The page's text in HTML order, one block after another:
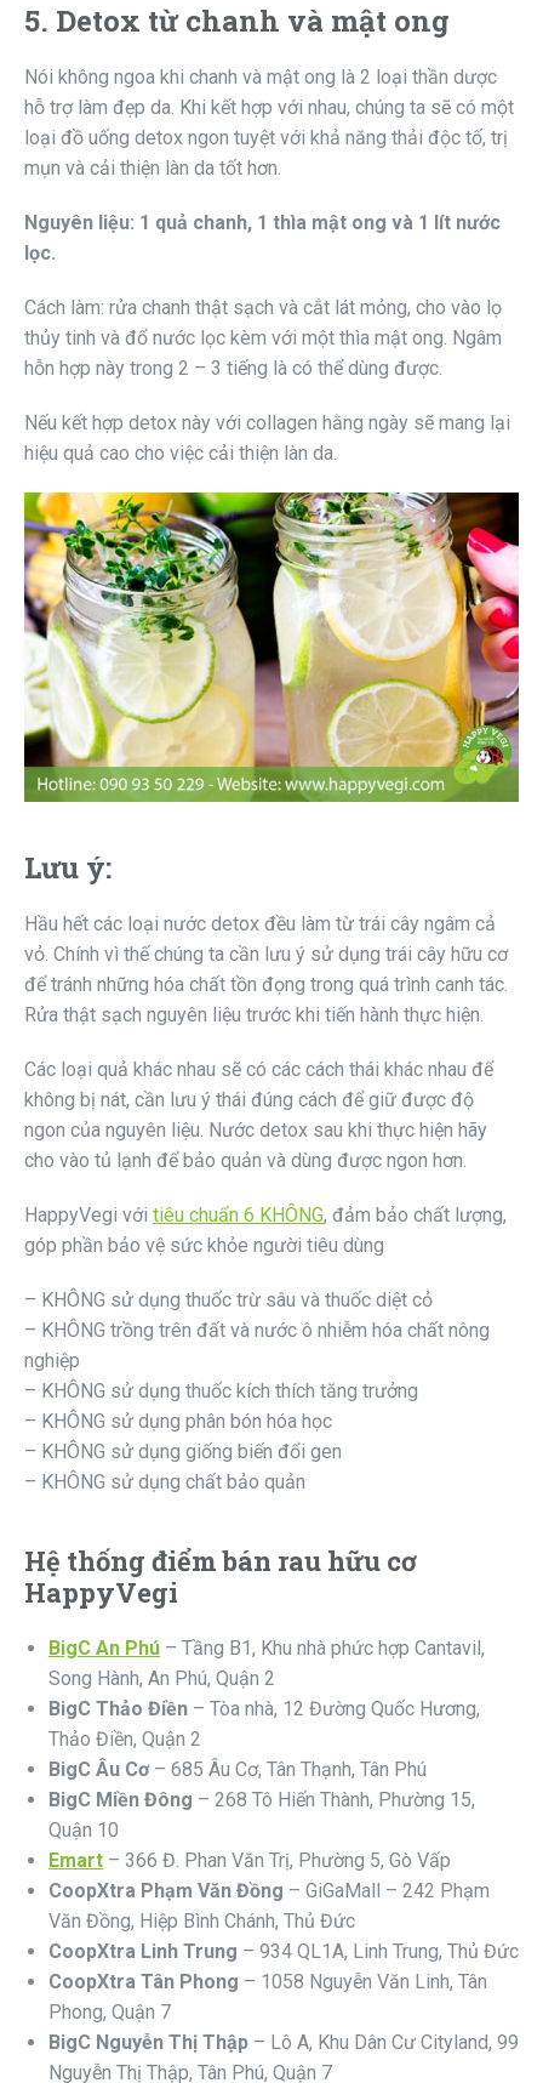
5. Detox từ chanh và mật ong
Nói không ngoa khi chanh và mật ong là 2 loại thần dược
hỗ trợ làm đẹp da. Khi kết hợp với nhau, chúng ta sẽ có một
loại đồ uống detox ngon tuyệt với khả năng thải độc tố, trị
mụn và cải thiện làn da tốt hơn.
Nguyên liệu: 1 quả chanh, 1 thìa mật ong và 1 lít nước
lọc.
Cách làm: rửa chanh thật sạch và cắt lát mỏng, cho vào lọ
thủy tinh và đổ nước lọc kèm với một thìa mật ong. Ngâm
hỗn hợp này trong 2 – 3 tiếng là có thể dùng được.
Nếu kết hợp detox này với collagen hằng ngày sẽ mang lại
hiệu quả cao cho việc cải thiện làn da.
Lưu ý:
Hầu hết các loại nước detox đều làm từ trái cây ngâm cả
vỏ. Chính vì thế chúng ta cần lưu ý sử dụng trái cây hữu cơ
để tránh những hóa chất tồn đọng trong quá trình canh tác.
Rửa thật sạch nguyên liệu trước khi tiến hành thực hiện.
Các loại quả khác nhau sẽ có các cách thái khác nhau để
không bị nát, cần lưu ý thái đúng cách để giữ được độ
ngon của nguyên liệu. Nước detox sau khi thực hiện hãy
cho vào tủ lạnh để bảo quản và dùng được ngon hơn.
HappyVegi với tiêu chuẩn 6 KHÔNG, đảm bảo chất lượng,
góp phần bảo vệ sức khỏe người tiêu dùng
– KHÔNG sử dụng thuốc trừ sâu và thuốc diệt cỏ
– KHÔNG trồng trên đất và nước ô nhiễm hóa chất nông
nghiệp
– KHÔNG sử dụng thuốc kích thích tăng trưởng
– KHÔNG sử dụng phân bón hóa học
– KHÔNG sử dụng giống biến đổi gen
– KHÔNG sử dụng chất bảo quản
Hệ thống điểm bán rau hữu cơ
HappyVegi
BigC An Phú – Tầng B1, Khu nhà phức hợp Cantavil,
Song Hành, An Phú, Quận 2
BigC Thảo Điền – Tòa nhà, 12 Đường Quốc Hương,
Thảo Điền, Quận 2
BigC Âu Cơ– 685 Âu Cơ, Tân Thạnh, Tân Phú
BigC Miền Đông – 268 Tô Hiến Thành, Phường 15,
Quận 10
Emart – 366 Đ. Phan Văn Trị, Phường 5, Gò Vấp
CoopXtra Phạm Văn Đồng – GiGaMall – 242 Phạm
Văn Đồng, Hiệp Bình Chánh, Thủ Đức
CoopXtra Linh Trung – 934 QL1A, Linh Trung, Thủ Đức
CoopXtra Tân Phong – 1058 Nguyễn Văn Linh, Tân
Phong, Quận 7
BigC Nguyễn Thị Thập – Lô A, Khu Dân Cư Cityland, 99
Nguyễn Thị Thập, Tân Phú, Quận 7